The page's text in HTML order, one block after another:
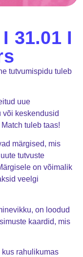
31.01 I
tutvumispidu tuleb
uue
või keskendusid
tuleb taas!
märgised, mis
tutvuste
on võimalik
veelgi
on loodud
kaardid, mis
rahulikumas